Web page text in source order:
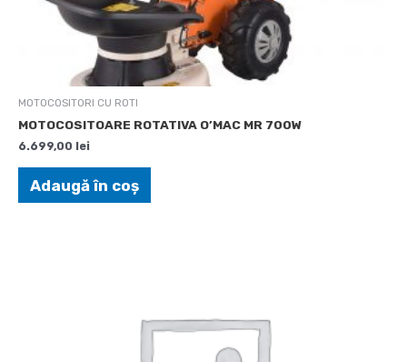
MOTOCOSITORI CU ROTI
MOTOCOSITOARE ROTATIVA O’MAC MR 700W
6.699,00 lei
Adaugă în coș